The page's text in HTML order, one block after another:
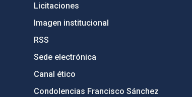
Licitaciones
Imagen institucional
RSS
Sede electrónica
Canal ético
Condolencias Francisco Sánchez